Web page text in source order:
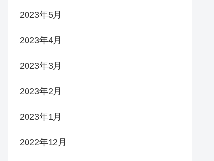
2023年5月
2023年4月
2023年3月
2023年2月
2023年1月
2022年12月